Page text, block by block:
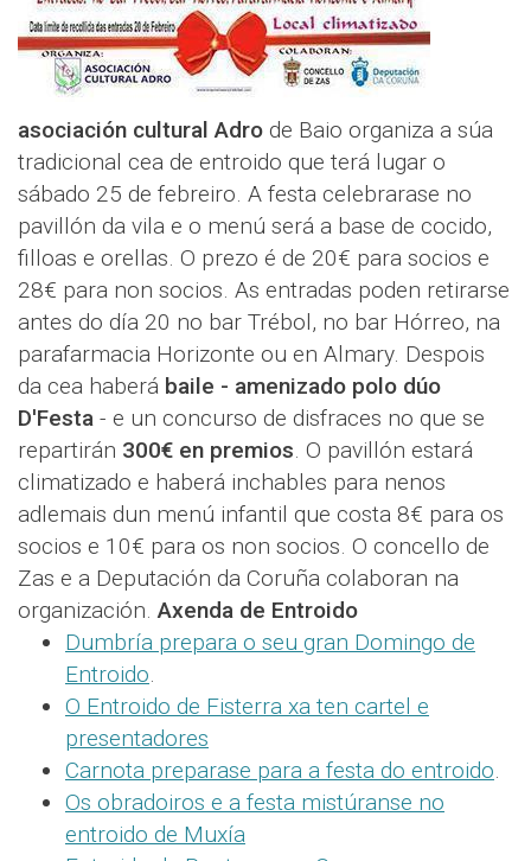
asociación cultural Adro de Baio organiza a súa
tradicional cea de entroido que terá lugar o
sábado 25 de febreiro. A festa celebrarase no
pavillón da vila e o menú será a base de cocido,
filloas e orellas. O prezo é de 20€ para socios e
28€ para non socios. As entradas poden retirarse
antes do día 20 no bar Trébol, no bar Hórreo, na
parafarmacia Horizonte ou en Almary. Despois
da cea haberá baile - amenizado polo dúo
D'Festa - e un concurso de disfraces no que se
repartirán 300€ en premios. O pavillón estará
climatizado e haberá inchables para nenos
adlemais dun menú infantil que costa 8€ para os
socios e 10€ para os non socios. O concello de
Zas e a Deputación da Coruña colaboran na
organización.Axenda de Entroido
Dumbría prepara o seu gran Domingo de
Entroido.
O Entroido de Fisterra xa ten cartel e
presentadores
Carnota preparase para a festa do entroido.
Os obradoiros e a festa mistúranse no
entroido de Muxía